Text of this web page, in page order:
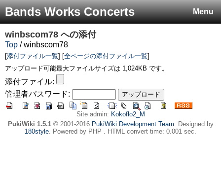
Menu
Bands Works Concerts
winbscom78 への添付
Top / winbscom78
[添付ファイル一覧] [全ページの添付ファイル一覧]
アップロード可能最大ファイルサイズは 1,024KB です。
添付ファイル:
管理者パスワード:
Site admin: Kokoflo2_M
PukiWiki 1.5.1© 2001-2016 PukiWiki Development Team. Designed by
180style. Powered by PHP . HTML convert time: 0.001 sec.